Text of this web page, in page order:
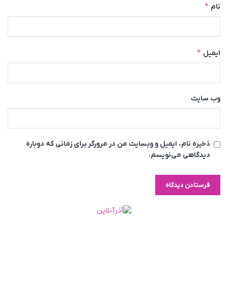
نام *
ایمیل *
وب‌ سایت
ذخیره نام، ایمیل و وبسایت من در مرورگر برای زمانی که دوباره
دیدگاهی می‌نویسم.